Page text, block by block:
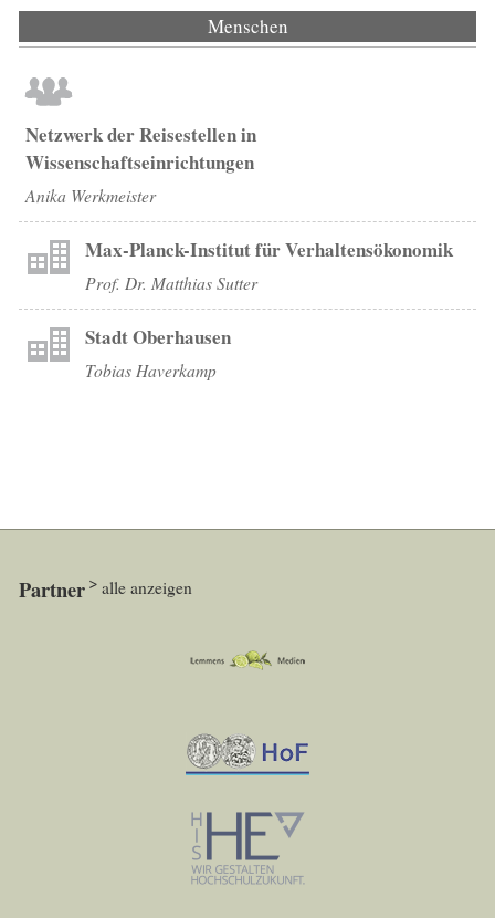
Menschen
Netzwerk der Reisestellen in
Wissenschaftseinrichtungen
Anika Werkmeister
Max-Planck-Institut für Verhaltensökonomik
Prof. Dr. Matthias Sutter
Stadt Oberhausen
Tobias Haverkamp
Partner alle anzeigen